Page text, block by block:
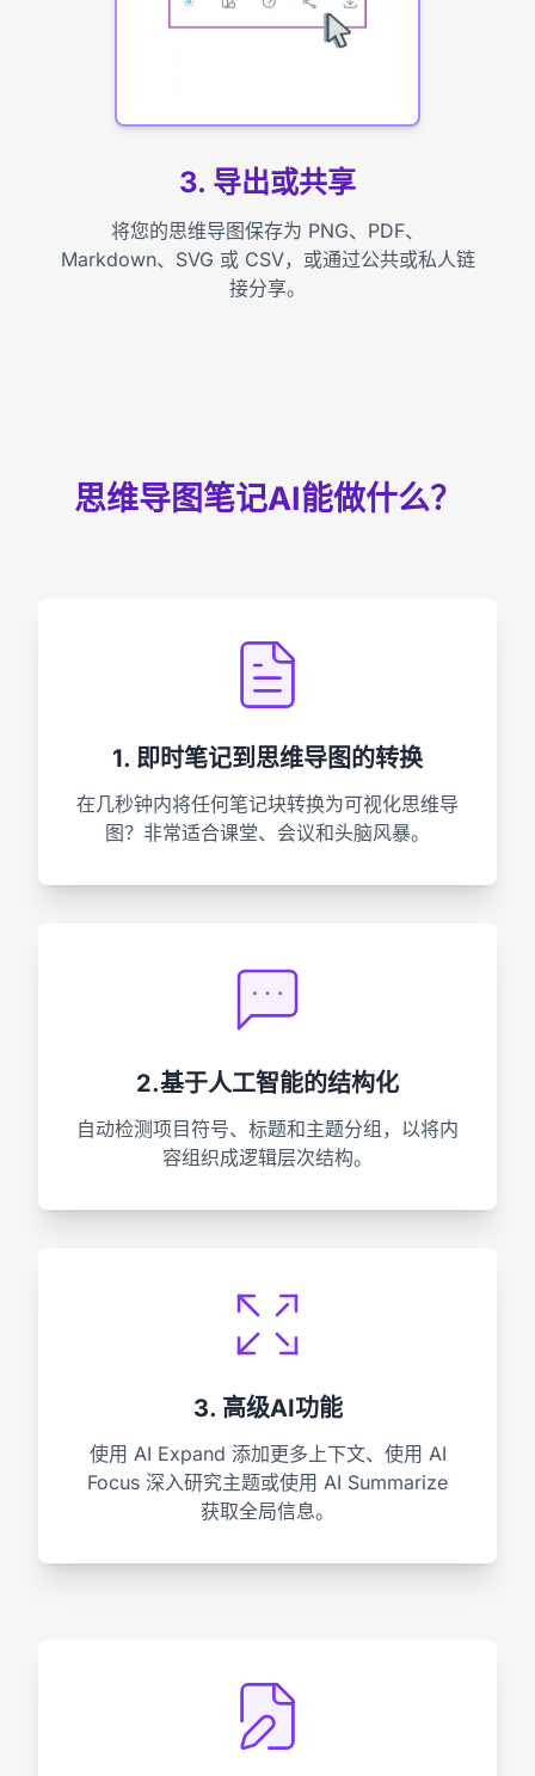
3. 导出或共享
将您的思维导图保存为 PNG、PDF、
Markdown、SVG 或 CSV，或通过公共或私人链
接分享。
思维导图笔记AI能做什么？
1. 即时笔记到思维导图的转换
在几秒钟内将任何笔记块转换为可视化思维导
图？非常适合课堂、会议和头脑风暴。
2.基于人工智能的结构化
自动检测项目符号、标题和主题分组，以将内
容组织成逻辑层次结构。
3. 高级AI功能
使用 AI Expand 添加更多上下文、使用 AI
Focus 深入研究主题或使用 AI Summarize
获取全局信息。